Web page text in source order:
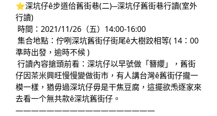
⭐️深坑仔ê步道佮舊街巷(二)─深坑仔舊街巷行讀(室外
行讀)
時間：2021/11/26（五）14:00-16:00
集合地點：佇咧深坑舊街仔街尾ê大樹跤相等( 14：00
準時出發，逾時不候 )
行讀內容搶頭前看：深坑仔以早號做「簪纓」，舊街
仔因茶米興旺慢慢變做街市，有人講台灣ê舊街仔攏一
模一樣，猶毋過深坑仔毋是干焦豆腐，這擺欲𤆬逐家來
去看一个無共款ê深坑舊街仔。
——————————————————